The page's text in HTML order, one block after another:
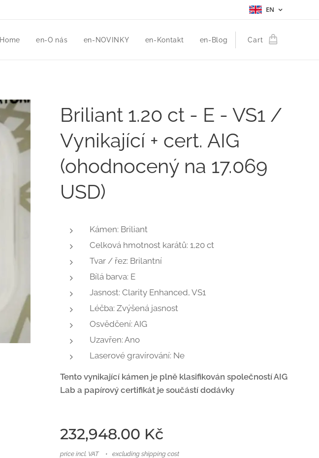
EN
Home en-O nás en-NOVINKY en-Kontakt en-Blog Cart
Briliant 1.20 ct - E - VS1 /
Vynikající + cert. AIG
(ohodnocený na 17.069
USD)
Kámen: Briliant
Celková hmotnost karátů: 1,20 ct
Tvar / řez: Brilantní
Bílá barva: E
Jasnost: Clarity Enhanced, VS1
Léčba: Zvýšená jasnost
Osvědčení: AIG
Uzavřen: Ano
Laserové gravírování: Ne
Tento vynikající kámen je plně klasifikován společností AIG
Lab a papírový certifikát je součástí dodávky
232,948.00 Kč
price incl. VAT
excluding shipping cost